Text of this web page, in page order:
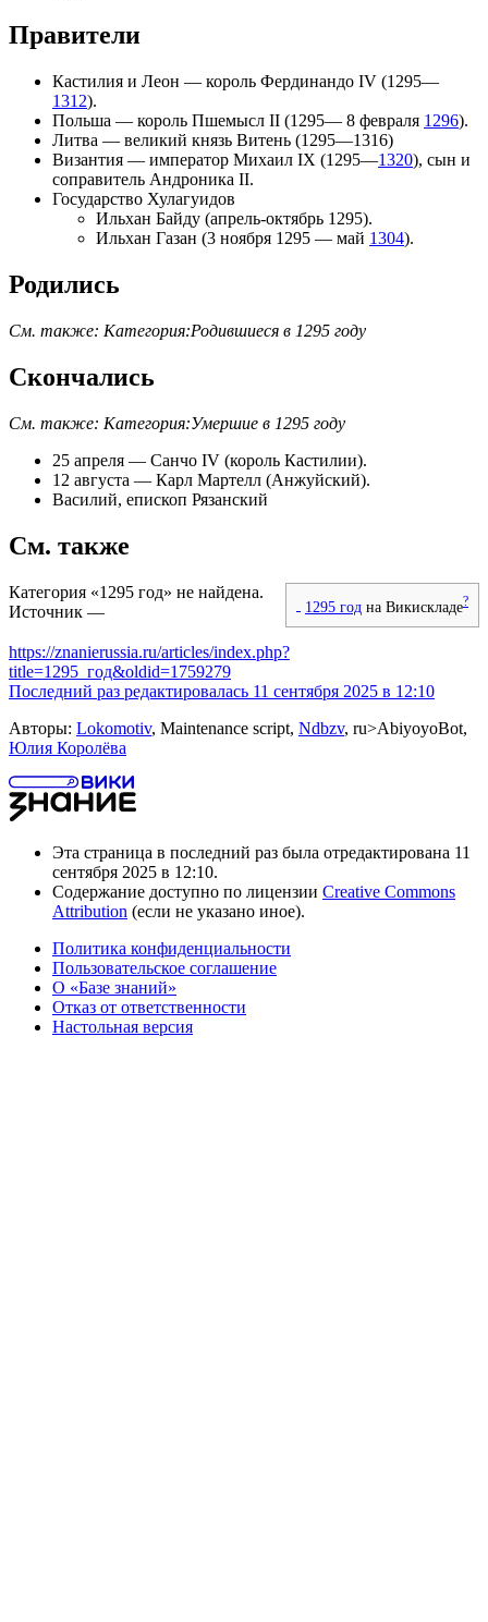
Правители
Кастилия и Леон — король Фердинандо IV (1295—
1312).
Польша — король Пшемысл II (1295— 8 февраля 1296).
Литва — великий князь Витень (1295—1316)
Византия — император Михаил IX (1295—1320), сын и
соправитель Андроника II.
Государство Хулагуидов
Ильхан Байду (апрель-октябрь 1295).
Ильхан Газан (3 ноября 1295 — май 1304).
Родились
См. также: Категория:Родившиеся в 1295 году
Скончались
См. также: Категория:Умершие в 1295 году
25 апреля — Санчо IV (король Кастилии).
12 августа — Карл Мартелл (Анжуйский).
Василий, епископ Рязанский
См. также
1295 год на Викискладе?
Категория «1295 год» не найдена.
Источник —
https://znanierussia.ru/articles/index.php?
title=1295_год&oldid=1759279
Последний раз редактировалась 11 сентября 2025 в 12:10
Авторы: Lokomotiv, Maintenance script, Ndbzv, ru>AbiyoyoBot,
Юлия Королёва
Эта страница в последний раз была отредактирована 11
сентября 2025 в 12:10.
Содержание доступно по лицензии Creative Commons
Attribution (если не указано иное).
Политика конфиденциальности
Пользовательское соглашение
О «Базе знаний»
Отказ от ответственности
Настольная версия